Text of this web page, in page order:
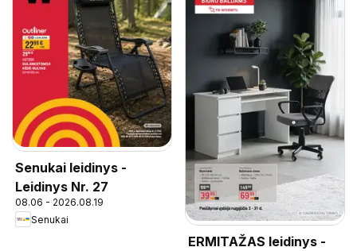
Senukai leidinys -
Leidinys Nr. 27
08.06 - 2026.08.19
Senukai
ERMITAŽAS leidinys -